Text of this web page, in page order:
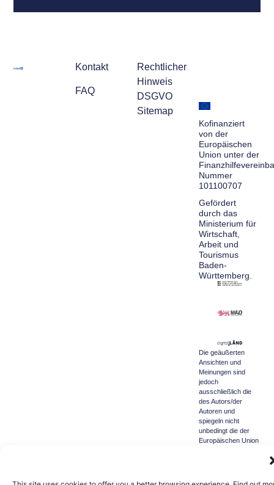
Kontakt
FAQ
Rechtlicher
Hinweis
DSGVO
Sitemap
Kofinanziert
von der
Europäischen
Union unter der
Nummer
101100707
Gefördert
durch das
Ministerium für
Wirtschaft,
Arbeit und
Tourismus
Baden-
Württemberg.
Die geäußerten
Ansichten und
Meinungen sind
jedoch
ausschließlich die
des Autors/der
Autoren und
spiegeln nicht
unbedingt die der
Europäischen Union